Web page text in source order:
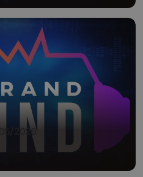
2026